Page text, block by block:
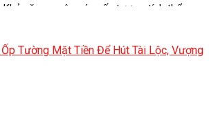
năng xuyên sáng ấn tượng, tính thẩm
tế cao, dễ vệ sinh:Ý nghĩa phong thủy